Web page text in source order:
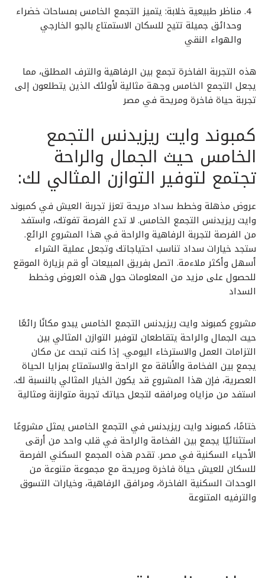
مناظر طبيعية خلابة: يتميز التجمع الخامس بمساحات خضراء
وحدائق جميلة تتيح للسكان الاستمتاع بالجو الخارجي
والهواء النقي
هذه التجربة الفاخرة تجمع بين الرفاهية والترف المطلق، مما
يجعل التجمع الخامس وجهة مثالية لأولئك الذين يتطلعون إلى
تجربة حياة فاخرة ومريحة في مصر
كمبوند وايت ريزيدنس التجمع
الخامس حيث الجمال والراحة
تجتمع لتوفير التوازن المثالي لك:
عروض مذهلة وخطط سداد مريحة تعزز تجربة العيش في كمبوند
وايت ريزيدنس التجمع الخامس. لا تدع الفرصة تفوتك، واستفد
من الفرصة لتجربة الرفاهية والراحة في هذا المشروع الرائع.
ستجد خيارات سداد تناسب احتياجاتك وتجعل عملية الشراء
أسهل وأكثر ملاءمة. اتصل بفريق المبيعات أو قم بزيارة الموقع
للحصول على مزيد من المعلومات حول هذه العروض وخطط
السداد
مشروع كمبوند وايت ريزيدنس التجمع الخامس يبدو مكانًا رائعًا
حيث الجمال والراحة يتقاطعان لتوفير التوازن المثالي بين
التزامات العمل والاسترخاء اليومي. إذا كنت تبحث عن مكان
يجمع بين الفخامة والأناقة مع الراحة والاستمتاع بمزايا الحياة
العصرية، فإن هذا المشروع قد يكون الخيار المثالي بالنسبة لك.
استفد من مزاياه ومرافقه لتجعل حياتك تجربة متوازنة ومثالية
ختامًا، كمبوند وايت ريزيدنس في التجمع الخامس يمثل مشروعًا
استثنائيًا يجمع بين الفخامة والراحة في قلب واحد من أرقى
الأحياء السكنية في مصر. تقدم هذه المجمع السكني الفرصة
للسكان للعيش حياة فاخرة ومريحة مع مجموعة متنوعة من
الوحدات السكنية الفاخرة، ومرافق الرفاهية، وخيارات التسوق
والترفيه المتنوعة